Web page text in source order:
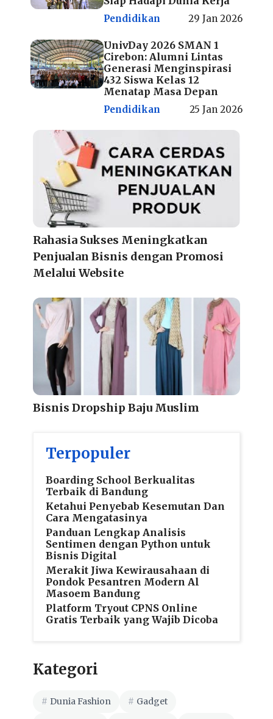
Pendidikan 29 Jan 2026
UnivDay 2026 SMAN 1
Cirebon: Alumni Lintas
Generasi Menginspirasi
432 Siswa Kelas 12
Menatap Masa Depan
Pendidikan 25 Jan 2026
Rahasia Sukses Meningkatkan
Penjualan Bisnis dengan Promosi
Melalui Website
Bisnis Dropship Baju Muslim
Terpopuler
Boarding School Berkualitas
Terbaik di Bandung
Ketahui Penyebab Kesemutan Dan
Cara Mengatasinya
Panduan Lengkap Analisis
Sentimen dengan Python untuk
Bisnis Digital
Merakit Jiwa Kewirausahaan di
Pondok Pesantren Modern Al
Masoem Bandung
Platform Tryout CPNS Online
Gratis Terbaik yang Wajib Dicoba
Kategori
Dunia Fashion Gadget